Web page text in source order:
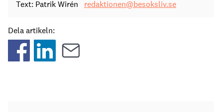
Text: Patrik Wirén redaktionen@besoksliv.se
Dela artikeln: